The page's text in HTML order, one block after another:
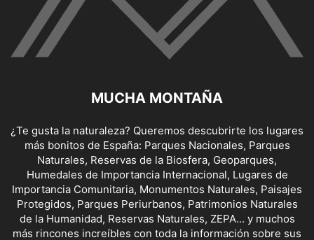
MUCHA MONTAÑA
¿Te gusta la naturaleza? Queremos descubrirte los lugares
más bonitos de España: Parques Nacionales, Parques
Naturales, Reservas de la Biosfera, Geoparques,
Humedales de Importancia Internacional, Lugares de
Importancia Comunitaria, Monumentos Naturales, Paisajes
Protegidos, Parques Periurbanos, Patrimonios Naturales
de la Humanidad, Reservas Naturales, ZEPA... y muchos
más rincones increíbles con toda la información sobre sus